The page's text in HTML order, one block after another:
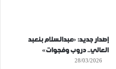
إصدار جديد: «عبدالسلام بنعبد
العالي.. دروب وفجوات»
28/03/2026